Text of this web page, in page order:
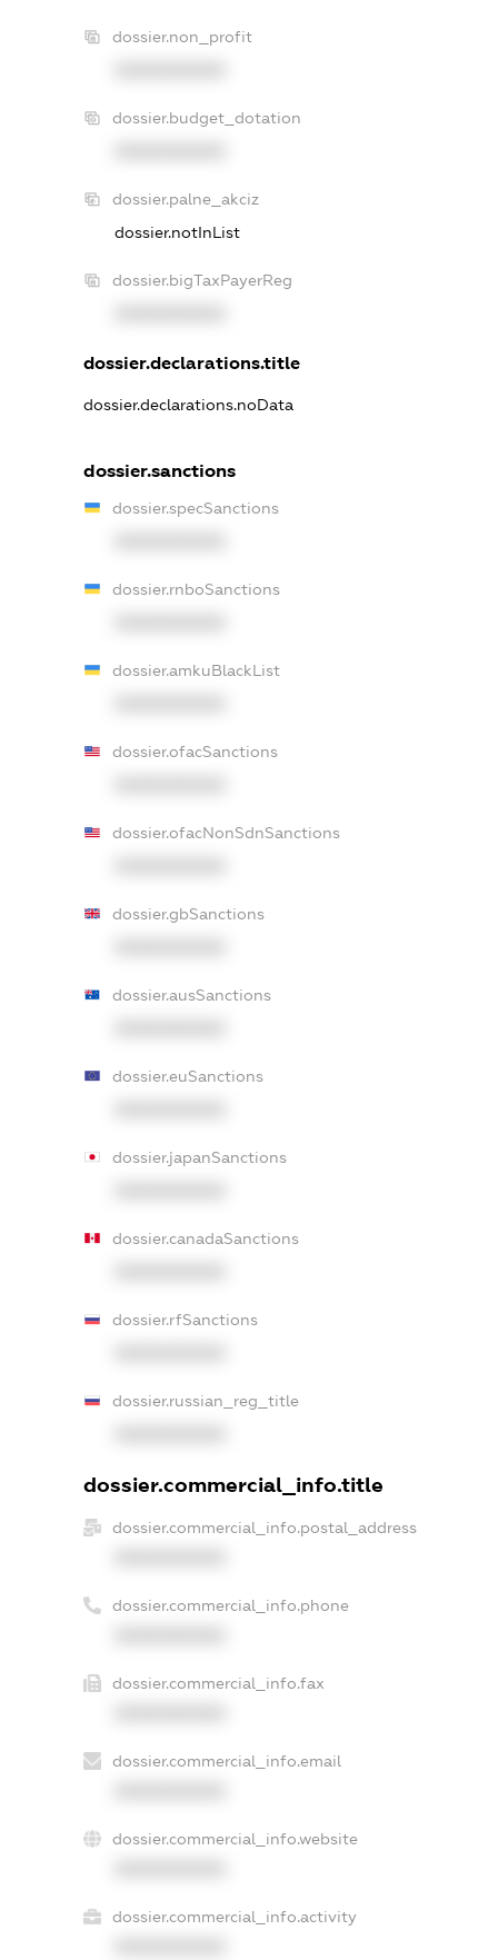
dossier.non_profit
dossier.budget_dotation
dossier.palne_akciz
dossier.notInList
dossier.bigTaxPayerReg
dossier.declarations.title
dossier.declarations.noData
dossier.sanctions
dossier.specSanctions
dossier.rnboSanctions
dossier.amkuBlackList
dossier.ofacSanctions
dossier.ofacNonSdnSanctions
dossier.gbSanctions
dossier.ausSanctions
dossier.euSanctions
dossier.japanSanctions
dossier.canadaSanctions
dossier.rfSanctions
dossier.russian_reg_title
dossier.commercial_info.title
dossier.commercial_info.postal_address
dossier.commercial_info.phone
dossier.commercial_info.fax
dossier.commercial_info.email
dossier.commercial_info.website
dossier.commercial_info.activity